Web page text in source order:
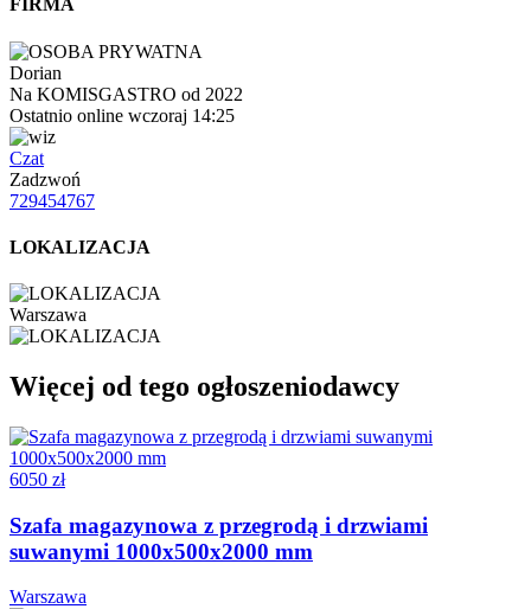
FIRMA
Dorian
Na KOMISGASTRO od 2022
Ostatnio online wczoraj 14:25
Czat
Zadzwoń
729454767
LOKALIZACJA
Warszawa
Więcej od tego ogłoszeniodawcy
6050 zł
Szafa magazynowa z przegrodą i drzwiami
suwanymi 1000x500x2000 mm
Warszawa